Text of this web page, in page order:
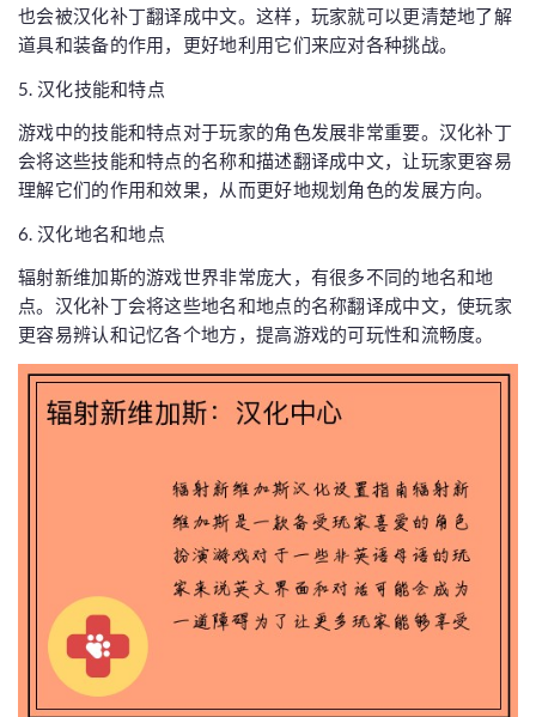
也会被汉化补丁翻译成中文。这样，玩家就可以更清楚地了解
道具和装备的作用，更好地利用它们来应对各种挑战。
5. 汉化技能和特点
游戏中的技能和特点对于玩家的角色发展非常重要。汉化补丁
会将这些技能和特点的名称和描述翻译成中文，让玩家更容易
理解它们的作用和效果，从而更好地规划角色的发展方向。
6. 汉化地名和地点
辐射新维加斯的游戏世界非常庞大，有很多不同的地名和地
点。汉化补丁会将这些地名和地点的名称翻译成中文，使玩家
更容易辨认和记忆各个地方，提高游戏的可玩性和流畅度。